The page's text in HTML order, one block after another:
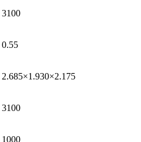
3100
0.55
2.685×1.930×2.175
3100
1000